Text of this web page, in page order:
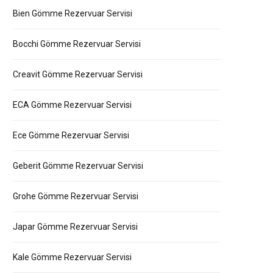
Bien Gömme Rezervuar Servisi
Bocchi Gömme Rezervuar Servisi
Creavit Gömme Rezervuar Servisi
ECA Gömme Rezervuar Servisi
Ece Gömme Rezervuar Servisi
Geberit Gömme Rezervuar Servisi
Grohe Gömme Rezervuar Servisi
Japar Gömme Rezervuar Servisi
Kale Gömme Rezervuar Servisi